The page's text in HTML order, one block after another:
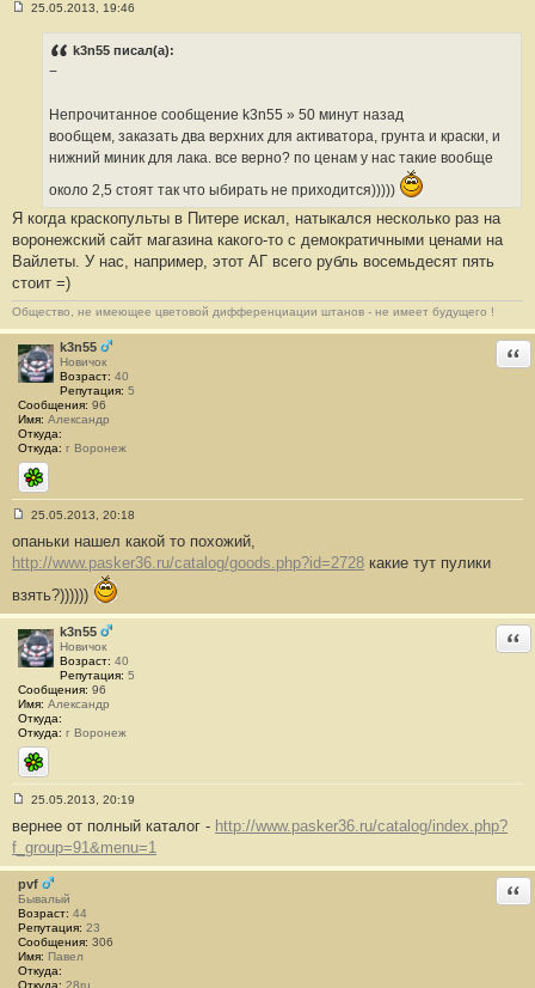
25.05.2013, 19:46
k3n55 писал(а):
−
Непрочитанное сообщение k3n55 » 50 минут назад
вообщем, заказать два верхних для активатора, грунта и краски, и
нижний миник для лака. все верно? по ценам у нас такие вообще
около 2,5 стоят так что ыбирать не приходится)))))
Я когда краскопульты в Питере искал, натыкался несколько раз на
воронежский сайт магазина какого-то с демократичными ценами на
Вайлеты. У нас, например, этот АГ всего рубль восемьдесят пять
стоит =)
Общество, не имеющее цветовой дифференциации штанов - не имеет будущего !
k3n55
Новичок
Возраст: 40
Репутация: 5
Сообщения: 96
Имя: Александр
Откуда:
Откуда: г Воронеж
ICQ
о
б
е
н
е
#
1
5
25.05.2013, 20:18
опаньки нашел какой то похожий,
http://www.pasker36.ru/catalog/goods.php?id=2728 какие тут пулики
взять?))))))
k3n55
Новичок
Возраст: 40
Репутация: 5
Сообщения: 96
Имя: Александр
Откуда:
Откуда: г Воронеж
ICQ
о
о
б
щ
е
н
и
е
#
1
9
6
25.05.2013, 20:19
вернее от полный каталог - http://www.pasker36.ru/catalog/index.php?
f_group=91&menu=1
pvf
Бывалый
Возраст: 44
Репутация: 23
Сообщения: 306
Имя: Павел
Откуда:
Откуда: 28ru